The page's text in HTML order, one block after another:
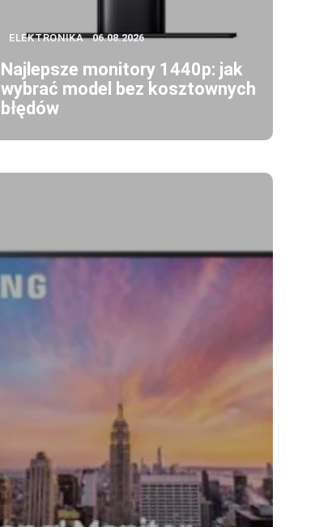
ELEKTRONIKA 06.08.2026
Najlepsze monitory 1440p: jak
wybrać model bez kosztownych
błędów